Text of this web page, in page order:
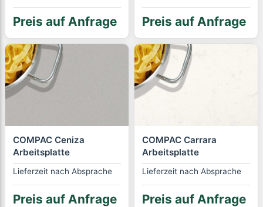
Preis auf Anfrage Preis auf Anfrage
COMPAC Ceniza
Arbeitsplatte
Lieferzeit nach Absprache
Preis auf Anfrage
COMPAC Carrara
Arbeitsplatte
Lieferzeit nach Absprache
Preis auf Anfrage